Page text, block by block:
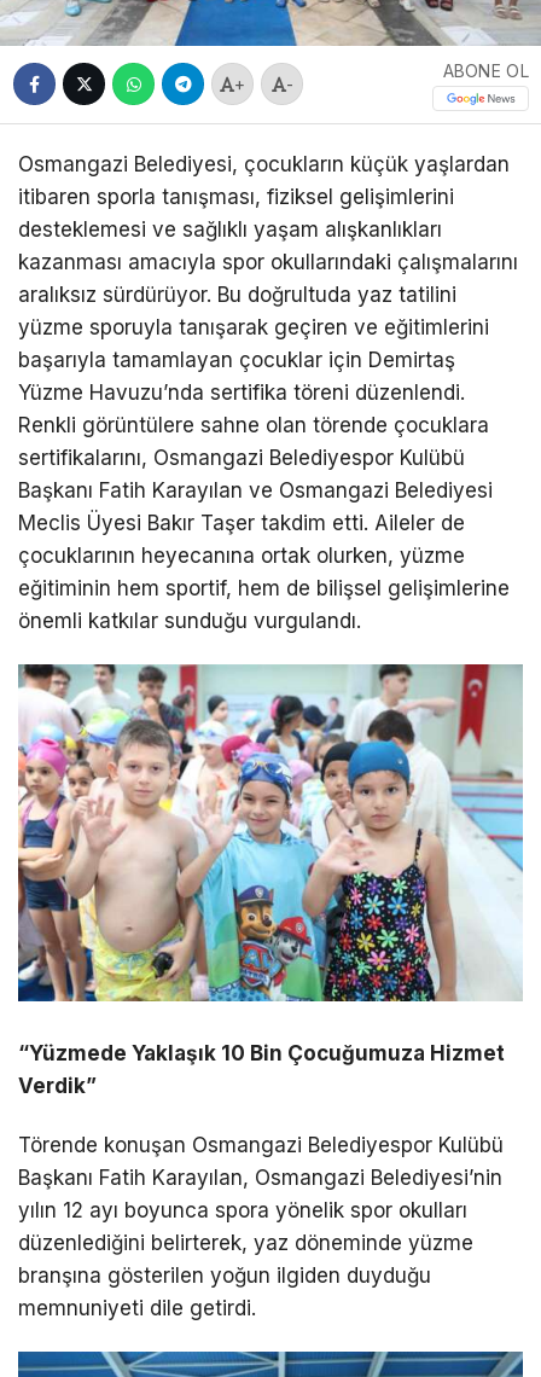
+ -
ABONE OL
Osmangazi Belediyesi, çocukların küçük yaşlardan
itibaren sporla tanışması, fiziksel gelişimlerini
desteklemesi ve sağlıklı yaşam alışkanlıkları
kazanması amacıyla spor okullarındaki çalışmalarını
aralıksız sürdürüyor. Bu doğrultuda yaz tatilini
yüzme sporuyla tanışarak geçiren ve eğitimlerini
başarıyla tamamlayan çocuklar için Demirtaş
Yüzme Havuzu’nda sertifika töreni düzenlendi.
Renkli görüntülere sahne olan törende çocuklara
sertifikalarını, Osmangazi Belediyespor Kulübü
Başkanı Fatih Karayılan ve Osmangazi Belediyesi
Meclis Üyesi Bakır Taşer takdim etti. Aileler de
çocuklarının heyecanına ortak olurken, yüzme
eğitiminin hem sportif, hem de bilişsel gelişimlerine
önemli katkılar sunduğu vurgulandı.
“Yüzmede Yaklaşık 10 Bin Çocuğumuza Hizmet
Verdik”
Törende konuşan Osmangazi Belediyespor Kulübü
Başkanı Fatih Karayılan, Osmangazi Belediyesi’nin
yılın 12 ayı boyunca spora yönelik spor okulları
düzenlediğini belirterek, yaz döneminde yüzme
branşına gösterilen yoğun ilgiden duyduğu
memnuniyeti dile getirdi.